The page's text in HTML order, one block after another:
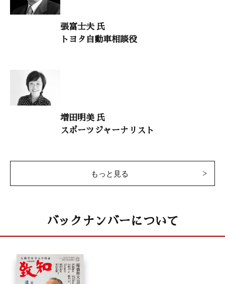
張富士夫 氏
トヨタ自動車相談役
増田明美 氏
スポーツジャーナリスト
もっと見る
バックナンバーについて